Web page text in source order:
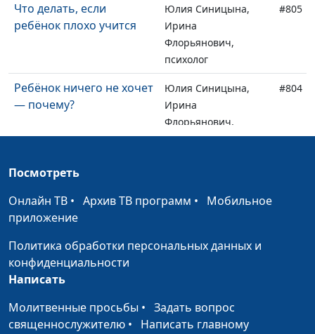
Что делать, если
ребёнок плохо учится
Юлия Синицына,
Ирина
Флорьянович,
психолог
#805
Ребёнок ничего не хочет
— почему?
Юлия Синицына,
Ирина
Флорьянович,
психолог
#804
Дети воруют: причины,
последствия, пути
преодоления
Флорьянович,
Гражданский брак и его
последствия
Юлия Синицына,
Гражданский брак: плохо Юлия Синицына,
Посмотреть
Онлайн ТВ • Архив ТВ программ • Мобильное
приложение
Политика обработки персональных данных и
конфиденциальности
Написать
Молитвенные просьбы • Задать вопрос
священнослужителю • Написать главному